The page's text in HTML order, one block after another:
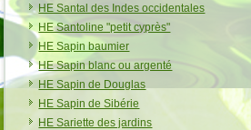
HE Santal des Indes occidentales
HE Santoline "petit cyprès"
HE Sapin baumier
HE Sapin blanc ou argenté
HE Sapin de Douglas
HE Sapin de Sibérie
HE Sariette des jardins